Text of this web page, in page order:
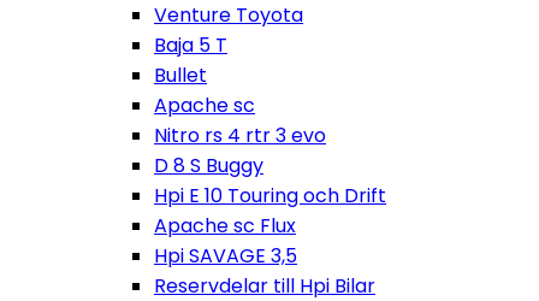
Venture Toyota
Baja 5 T
Bullet
Apache sc
Nitro rs 4 rtr 3 evo
D 8 S Buggy
Hpi E 10 Touring och Drift
Apache sc Flux
Hpi SAVAGE 3,5
Reservdelar till Hpi Bilar